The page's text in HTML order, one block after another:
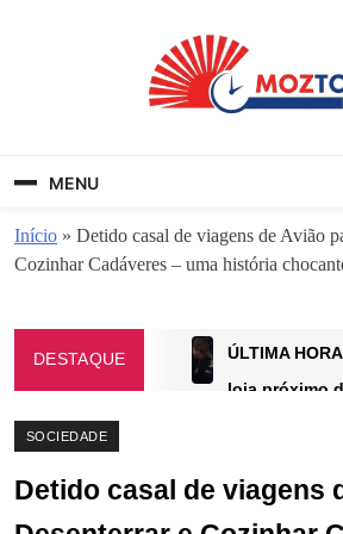
MENU
Início » Detido casal de viagens de Avião
Cozinhar Cadáveres – uma história
DESTAQUE
ÚLTIMA
loja próximo
JULHO 2, 2025
Cabo
SOCIEDADE
Detido casal de viagens